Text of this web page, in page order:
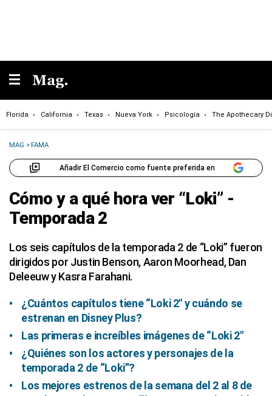
Florida California Texas Nueva York Psicología The Apothecary
MAG >FAMA
Añadir El Comercio como fuente preferida en
Cómo y a qué hora ver “Loki” -
Temporada 2
Los seis capítulos de la temporada 2 de “Loki” fueron
dirigidos por Justin Benson, Aaron Moorhead, Dan
Deleeuw y Kasra Farahani.
¿Cuántos capítulos tiene “Loki 2″ y cuándo se
estrenan en Disney Plus?
Las primeras e increíbles imágenes de “Loki 2″
¿Quiénes son los actores y personajes de la
temporada 2 de “Loki”?
Los mejores estrenos de la semana del 2 al 8 de